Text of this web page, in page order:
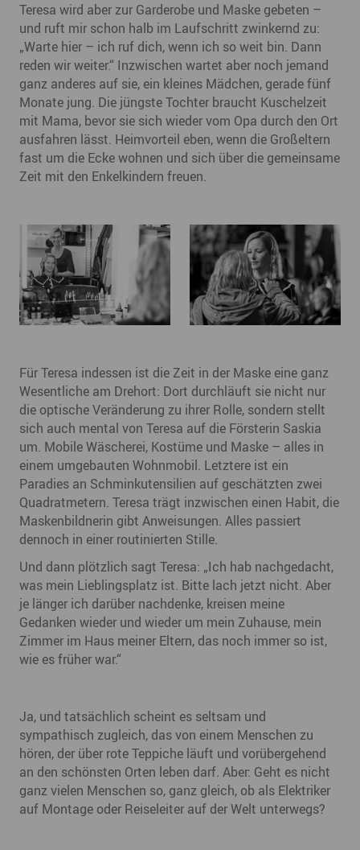
Teresa wird aber zur Garderobe und Maske gebeten –
und ruft mir schon halb im Laufschritt zwinkernd zu:
„Warte hier – ich ruf dich, wenn ich so weit bin. Dann
reden wir weiter.“ Inzwischen wartet aber noch jemand
ganz anderes auf sie, ein kleines Mädchen, gerade fünf
Monate jung. Die jüngste Tochter braucht Kuschelzeit
mit Mama, bevor sie sich wieder vom Opa durch den Ort
ausfahren lässt. Heimvorteil eben, wenn die Großeltern
fast um die Ecke wohnen und sich über die gemeinsame
Zeit mit den Enkelkindern freuen.
Für Teresa indessen ist die Zeit in der Maske eine ganz
Wesentliche am Drehort: Dort durchläuft sie nicht nur
die optische Veränderung zu ihrer Rolle, sondern stellt
sich auch mental von Teresa auf die Försterin Saskia
um. Mobile Wäscherei, Kostüme und Maske – alles in
einem umgebauten Wohnmobil. Letztere ist ein
Paradies an Schminkutensilien auf geschätzten zwei
Quadratmetern. Teresa trägt inzwischen einen Habit, die
Maskenbildnerin gibt Anweisungen. Alles passiert
dennoch in einer routinierten Stille.
Und dann plötzlich sagt Teresa: „Ich hab nachgedacht,
was mein Lieblingsplatz ist. Bitte lach jetzt nicht. Aber
je länger ich darüber nachdenke, kreisen meine
Gedanken wieder und wieder um mein Zuhause, mein
Zimmer im Haus meiner Eltern, das noch immer so ist,
wie es früher war.“
Ja, und tatsächlich scheint es seltsam und
sympathisch zugleich, das von einem Menschen zu
hören, der über rote Teppiche läuft und vorübergehend
an den schönsten Orten leben darf. Aber: Geht es nicht
ganz vielen Menschen so, ganz gleich, ob als Elektriker
auf Montage oder Reiseleiter auf der Welt unterwegs?